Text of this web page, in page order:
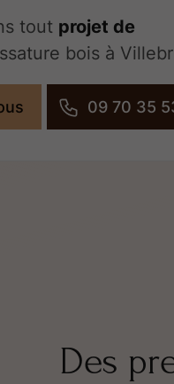
tout projet de
bois à
09 70 35
Des